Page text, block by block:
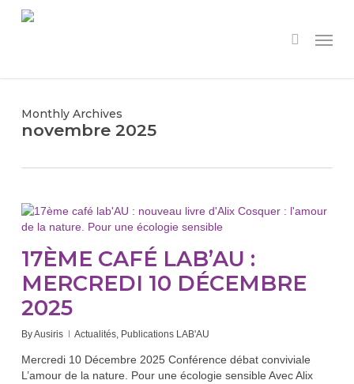
search
Monthly Archives
novembre 2025
17ÈME CAFÉ LAB’AU :
MERCREDI 10 DÉCEMBRE
2025
ByAusiris Actualités, Publications LAB'AU
Mercredi 10 Décembre 2025 Conférence débat conviviale
L’amour de la nature. Pour une écologie sensible Avec Alix